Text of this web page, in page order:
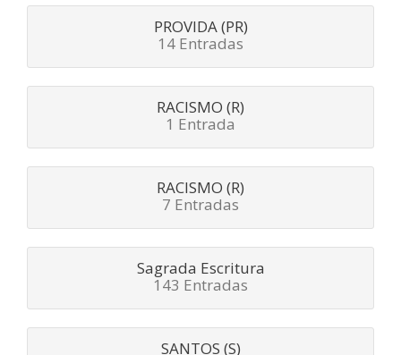
PROVIDA (PR)
14 Entradas
RACISMO (R)
1 Entrada
RACISMO (R)
7 Entradas
Sagrada Escritura
143 Entradas
SANTOS (S)